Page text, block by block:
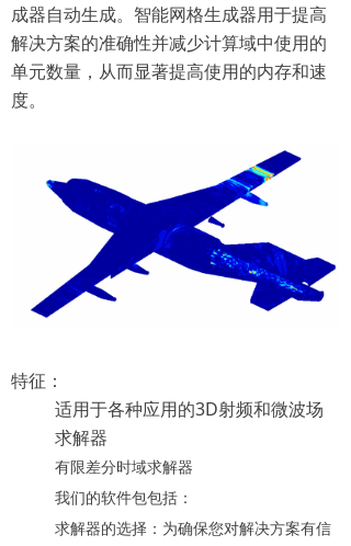
成器自动生成。智能网格生成器用于提高
解决方案的准确性并减少计算域中使用的
单元数量，从而显著提高使用的内存和速
度。
特征：
适用于各种应用的3D射频和微波场
求解器
有限差分时域求解器
我们的软件包包括：
求解器的选择：为确保您对解决方案有信